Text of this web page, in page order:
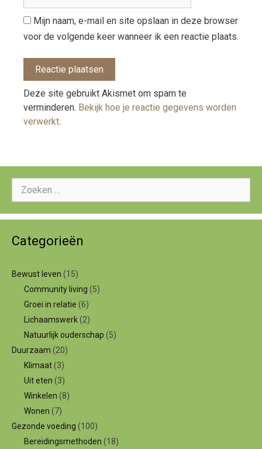
Mijn naam, e-mail en site opslaan in deze browser
voor de volgende keer wanneer ik een reactie plaats.
Deze site gebruikt Akismet om spam te
verminderen. Bekijk hoe je reactie gegevens worden
verwerkt.
naar:
Categorieën
Bewust leven (15)
Community living (5)
Groei in relatie (6)
Lichaamswerk(2)
Natuurlijk ouderschap (5)
Duurzaam (20)
Klimaat(3)
Uit eten (3)
Winkelen (8)
Wonen (7)
Gezonde voeding (100)
Bereidingsmethoden (18)